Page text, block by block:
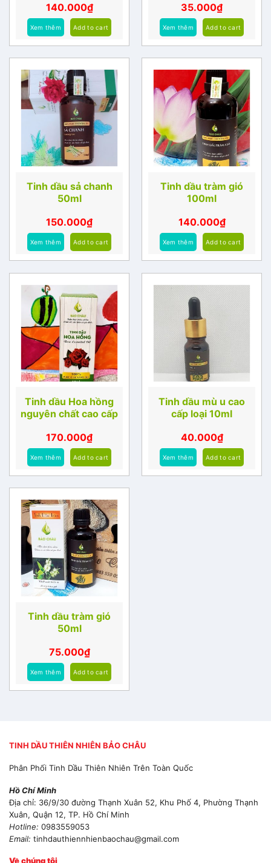
140.000₫
Xem thêm Add to cart
35.000₫
Xem thêm Add to cart
Tinh dầu sả chanh
50ml
150.000₫
Xem thêm Add to cart
Tinh dầu tràm gió
100ml
140.000₫
Xem thêm Add to cart
Tinh dầu Hoa hồng
nguyên chất cao cấp
170.000₫
Xem thêm Add to cart
Tinh dầu mù u cao
cấp loại 10ml
40.000₫
Xem thêm Add to cart
Tinh dầu tràm gió
50ml
75.000₫
Xem thêm Add to cart
TINH DẦU THIÊN NHIÊN BẢO CHÂU
Phân Phối Tinh Dầu Thiên Nhiên Trên Toàn Quốc
Hồ Chí Minh
Địa chỉ: 36/9/30 đường Thạnh Xuân 52, Khu Phố 4, Phường Thạnh
Xuân, Quận 12, TP. Hồ Chí Minh
Hotline: 0983559053
Email: tinhdauthiennhienbaochau@gmail.com
Về chúng tôi